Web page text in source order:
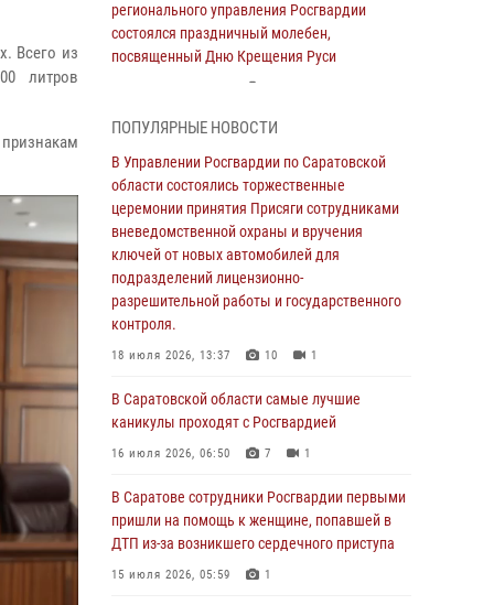
Всего из
литров
регионального управления Росгвардии
состоялся праздничный молебен,
посвященный Дню Крещения Руси
В Саратовской области сотрудники
Росгвардии помогли вернуться домой
потерявшейся пенсионерке
21 июля 2026, 10:38
В Управлении Росгвардии по Саратовской
области состоялись торжественные
церемонии принятия Присяги сотрудниками
вневедомственной охраны и вручения
ключей от новых автомобилей для
разрешительной работы и государственного
18 июля 2026, 13:37 10 1
В Саратовской области самые лучшие
16 июля 2026, 06:50 7 1
ПОПУЛЯРНЫЕ НОВОСТИ
В Управлении Росгвардии по Саратовской
области состоялись торжественные
церемонии принятия Присяги сотрудниками
вневедомственной охраны и вручения
ключей от новых автомобилей для
подразделений лицензионно-
разрешительной работы и государственного
контроля.
18 июля 2026, 13:37 10 1
В Саратовской области самые лучшие
каникулы проходят с Росгвардией
16 июля 2026, 06:50 7 1
В Саратове сотрудники Росгвардии первыми
пришли на помощь к женщине, попавшей в
ДТП из-за возникшего сердечного приступа
15 июля 2026, 05:59 1